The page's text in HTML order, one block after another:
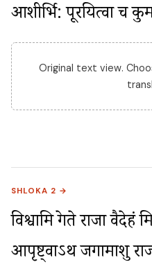
आशीर्भि: पूरयित्वा च
Original text view.
SHLOKA 2 →
विश्वामित्रे गते राजा वैदेहं
आपृष्ट्वाऽथ जगामाशु